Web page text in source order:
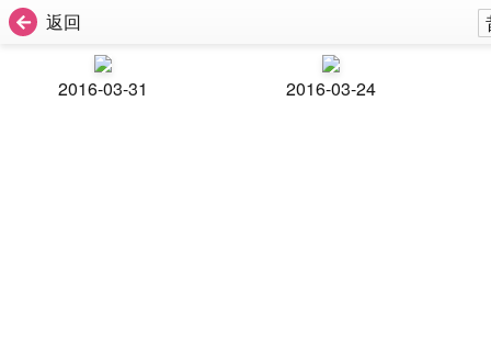
返回
2016-03-31 2016-03-24